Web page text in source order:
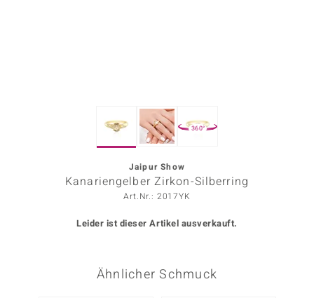
360°
Jaipur Show
Kanariengelber Zirkon-Silberring
Art.Nr.: 2017YK
Leider ist dieser Artikel ausverkauft.
Ähnlicher Schmuck